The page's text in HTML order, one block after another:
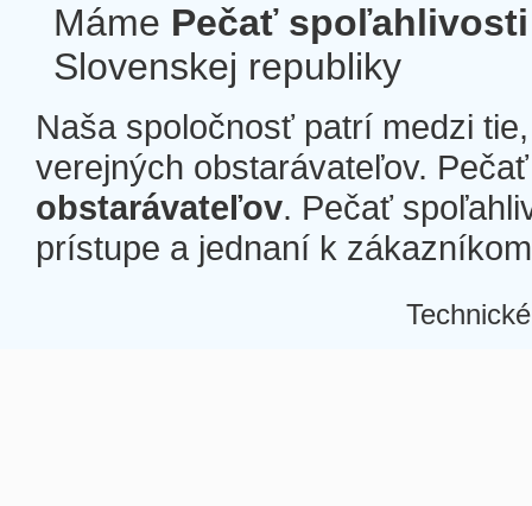
Máme Pečať spoľahlivosti
Slovenskej republiky
Naša spoločnosť patrí medzi
verejných obstarávateľov.
obstarávateľov. Pečať
prístupe a jednaní k